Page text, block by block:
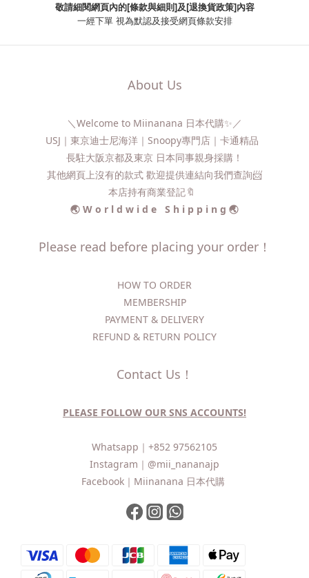
敬請細閱網頁內的[條款與細則]及[退換貨政策]內容
一經下單 視為默認及接受網頁條款安排
About Us
＼Welcome to Miinanana 日本代購✨／
USJ｜東京迪士尼海洋｜Snoopy專門店｜卡通精品
長駐大阪京都及東京 日本同事親身採購！
其他網頁上沒有的款式 歡迎提供連結向我們查詢📨​
本店持有商業登記🔖
🌏 W o r l d w i d e S h i p p i n g 🌏
Please read before placing your order！
HOW TO ORDER​
MEMBERSHIP
PAYMENT & DELIVERY
REFUND & RETURN POLICY
Contact Us！
PLEASE FOLLOW OUR SNS ACCOUNTS!
Whatsapp｜ +852 97562105
Instagram｜ @mii_nananajp
Facebook｜ Miinanana 日本代購